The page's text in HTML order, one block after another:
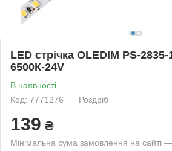
LED стрічка OLEDIM PS-
6500К-24V
В наявності
Код: 7771276
Роздріб
139 ₴
Мінімальна сума замовлення на сайті